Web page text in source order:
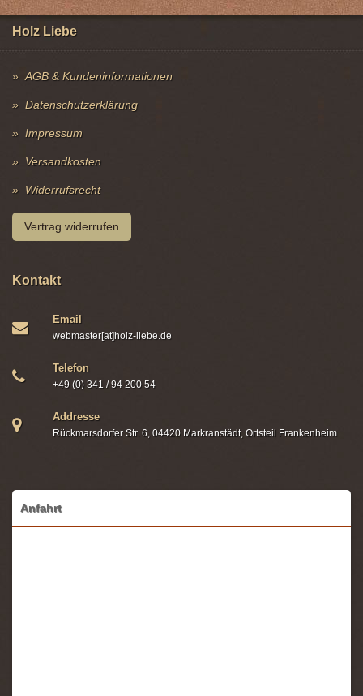
Holz Liebe
AGB & Kundeninformationen
Datenschutzerklärung
Impressum
Versandkosten
Widerrufsrecht
Vertrag widerrufen
Kontakt
Email
webmaster[at]holz-liebe.de
Telefon
+49 (0) 341 / 94 200 54
Addresse
Rückmarsdorfer Str. 6, 04420 Markranstädt, Ortsteil Frankenheim
Anfahrt